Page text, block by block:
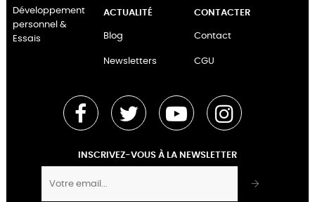
Développement
personnel &
Essais
ACTUALITÉ
Blog
Newsletters
CONTACTER
Contact
CGU
Facebook Twitter YouTube Instagram
INSCRIVEZ-VOUS À LA NEWSLETTER